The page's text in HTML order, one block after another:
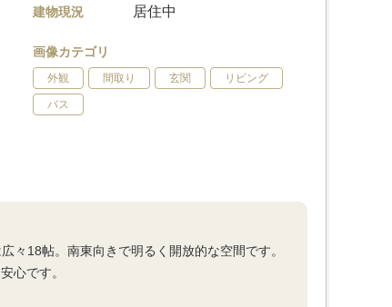
建物現況 居住中
画像カテゴリ
外観 間取り 玄関 リビング
バス
々18帖。南東向きで明るく開放的な空間です。
心です。